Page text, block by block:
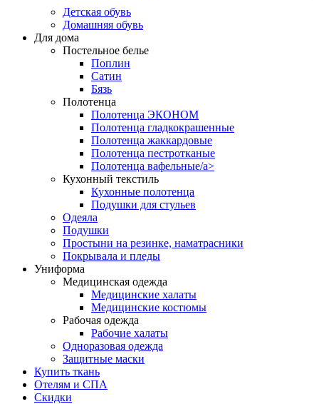
Детская обувь
Домашняя обувь
Для дома
Постельное белье
Поплин
Сатин
Бязь
Полотенца
Полотенца ЭКОНОМ
Полотенца гладкокрашенные
Полотенца жаккардовые
Полотенца пестротканые
Полотенца вафельные/a>
Кухонный текстиль
Кухонные полотенца
Подушки для стульев
Одеяла
Подушки
Простыни на резинке, наматрасники
Покрывала и пледы
Униформа
Медицинская одежда
Медицинские халаты
Медицинские костюмы
Рабочая одежда
Рабочие халаты
Одноразовая одежда
Защитные маски
Купить ткань
Отелям и СПА
Скидки